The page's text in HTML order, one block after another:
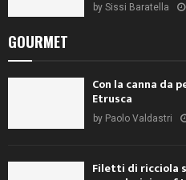
by Sissi Baratella
GOURMET
Con la canna da
Etrusca
by Paolo Valdastri
Filetti di ricciola